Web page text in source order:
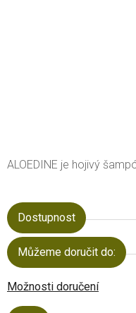
ALOEDINE je hojivý
Dostupnost
Můžeme doručit do:
Možnosti doručení